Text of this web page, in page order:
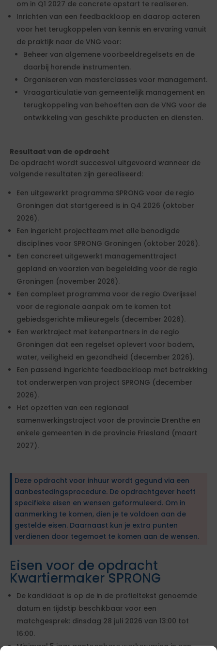
om in Q1 2027 de concrete opstart te realiseren.
Inrichten van een feedbackloop en daarop acteren
voor het terugkoppelen van kennis en ervaring vanuit
de praktijk naar de VNG voor:
Beheer van algemene voorbeeldregelsets en de
daarbij horende instrumenten.
Organiseren van masterclasses voor management.
Vraagarticulatie van gemeentelijk management en
terugkoppeling van behoeften aan de VNG voor de
ontwikkeling van geschikte producten en diensten.
Resultaat van de opdracht
De opdracht wordt succesvol uitgevoerd wanneer de
volgende resultaten zijn gerealiseerd:
Een uitgewerkt programma SPRONG voor de regio
Groningen dat startgereed is in Q4 2026 (oktober
2026).
Een ingericht projectteam met alle benodigde
disciplines voor SPRONG Groningen (oktober 2026).
Een concreet uitgewerkt managementtraject
gepland en voorzien van begeleiding voor de regio
Groningen (november 2026).
Een compleet programma voor de regio Overijssel
voor de regionale aanpak om te komen tot
gebiedsgerichte milieuregels (december 2026).
Een werktraject met ketenpartners in de regio
Groningen dat een regelset oplevert voor bodem,
water, veiligheid en gezondheid (december 2026).
Een passend ingerichte feedbackloop met betrekking
tot onderwerpen van project SPRONG (december
2026).
Het opzetten van een regionaal
samenwerkingstraject voor de provincie Drenthe en
enkele gemeenten in de provincie Friesland (maart
2027).
Deze opdracht voor inhuur wordt gegund via een
aanbestedingsprocedure. De opdrachtgever heeft
specifieke eisen en wensen geformuleerd. Om in
aanmerking te komen, dien je te voldoen aan de
gestelde eisen. Daarnaast kun je extra punten
verdienen door tegemoet te komen aan de wensen.
Eisen voor de opdracht
Kwartiermaker SPRONG
De kandidaat is op de in de profieltekst genoemde
datum en tijdstip beschikbaar voor een
matchgesprek: dinsdag 28 juli 2026 van 13:00 tot
16:00.
Minimaal 5 jaar aantoonbare werkervaring in een